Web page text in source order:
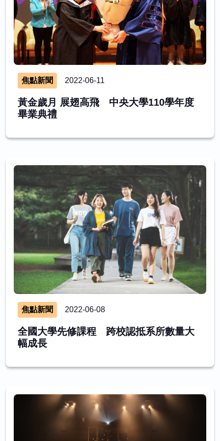
焦點新聞 2022-06-11
黃金歲月 展翅高飛 中央大學110學年度
畢業典禮
焦點新聞 2022-06-08
全國大學先修課程 跨校認抵系所數量大
幅成長